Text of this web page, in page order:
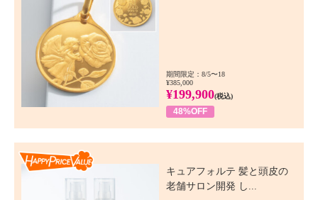
期間限定：8/5〜18
¥385,000
¥199,900(税込)
48%OFF
キュアフォルテ 髪と頭皮の
老舗サロン開発 し...